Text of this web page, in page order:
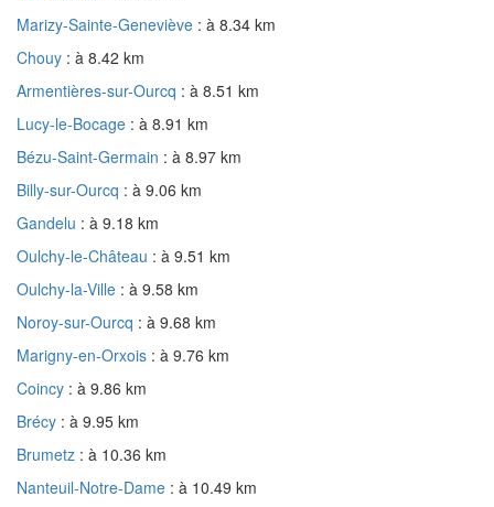
Marizy-Sainte-Geneviève : à 8.34 km
Chouy : à 8.42 km
Armentières-sur-Ourcq : à 8.51 km
Lucy-le-Bocage : à 8.91 km
Bézu-Saint-Germain : à 8.97 km
Billy-sur-Ourcq : à 9.06 km
Gandelu : à 9.18 km
Oulchy-le-Château : à 9.51 km
Oulchy-la-Ville : à 9.58 km
Noroy-sur-Ourcq : à 9.68 km
Marigny-en-Orxois : à 9.76 km
Coincy : à 9.86 km
Brécy : à 9.95 km
Brumetz : à 10.36 km
Nanteuil-Notre-Dame : à 10.49 km